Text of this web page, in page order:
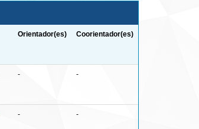
Orientador(es) Coorientador(es)
- -
- -